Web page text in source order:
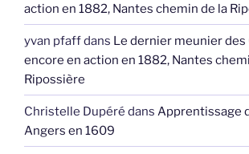
action en 1882, Nantes chemin de la
yvan pfaffdans Le dernier meunier des
encore en action en 1882, Nantes
Ripossière
Christelle Dupéré dans Apprentissage
Angers en 1609